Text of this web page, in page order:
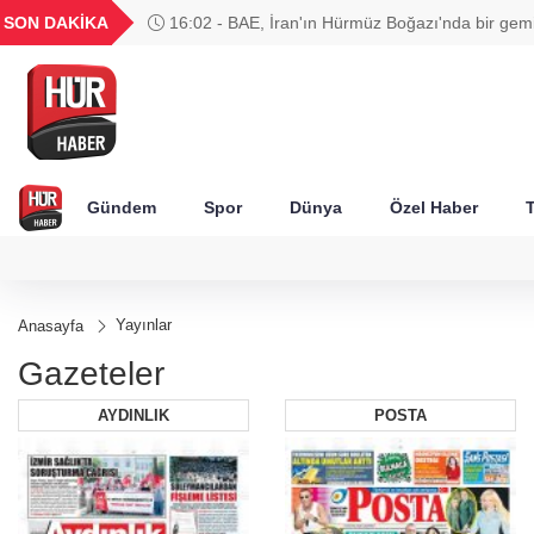
SON DAKİKA
16:02 - BAE, İran'ın Hürmüz Boğazı'nda bir
GEL
18,2677
16,3788
27,9743
0,0018
Gündem Spor Dünya Özel Haber
Anasayfa Yayınlar
Gazeteler
AYDINLIK POSTA